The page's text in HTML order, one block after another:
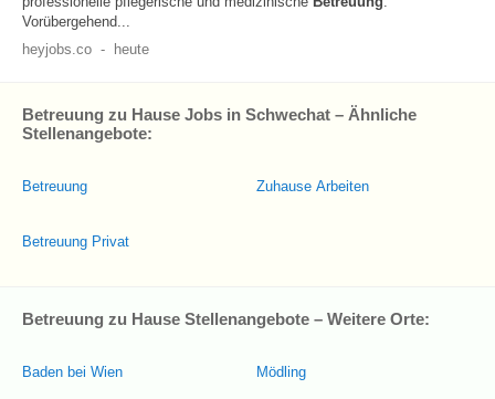
Vorübergehend...
heyjobs.co - heute
Betreuung zu Hause Jobs in Schwechat – Ähnliche
Stellenangebote:
Betreuung
Betreuung Privat
Zuhause Arbeiten
Betreuung zu Hause Stellenangebote – Weitere Orte:
Baden bei Wien Mödling